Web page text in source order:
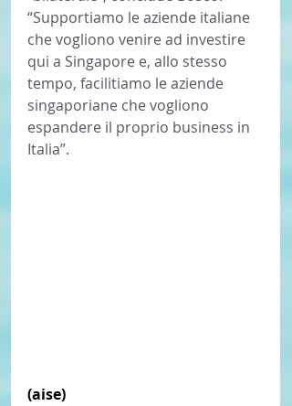
“Supportiamo le aziende italiane
che vogliono venire ad investire
qui a Singapore e, allo stesso
tempo, facilitiamo le aziende
singaporiane che vogliono
espandere il proprio business in
Italia”.
(aise)